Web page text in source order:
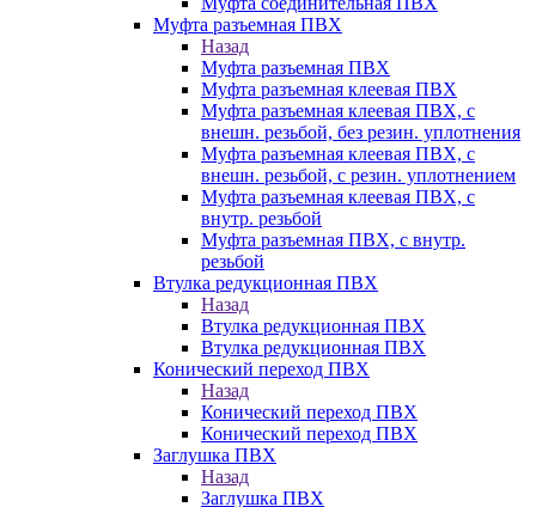
Муфта разъемная ПВХ
Назад
Муфта разъемная ПВХ
Муфта разъемная клеевая ПВХ
Муфта разъемная клеевая ПВХ, с
внешн. резьбой, без резин. уплотнения
Муфта разъемная клеевая ПВХ, с
внешн. резьбой, с резин. уплотнением
Муфта разъемная клеевая ПВХ, с
внутр. резьбой
Муфта разъемная ПВХ, с внутр.
резьбой
Втулка редукционная ПВХ
Назад
Втулка редукционная ПВХ
Втулка редукционная ПВХ
Конический переход ПВХ
Назад
Конический переход ПВХ
Конический переход ПВХ
Заглушка ПВХ
Назад
Заглушка ПВХ